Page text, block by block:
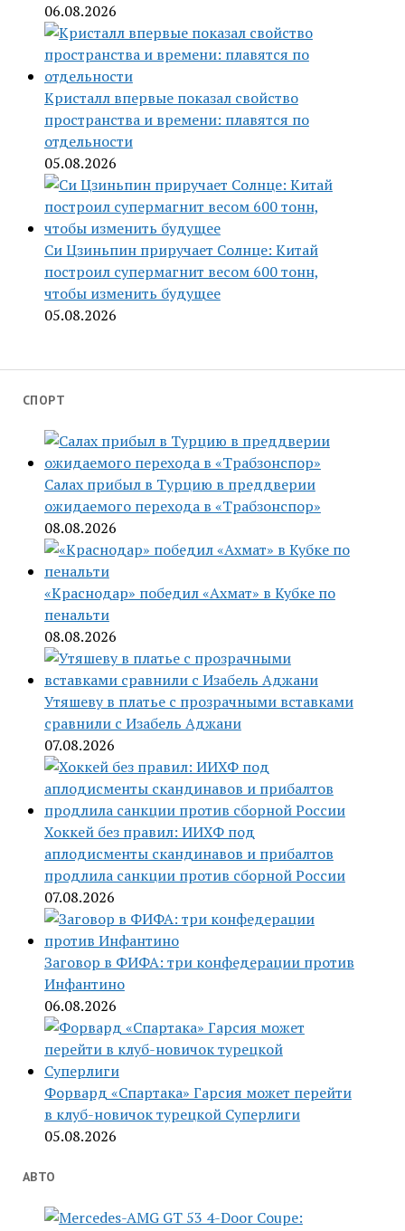
06.08.2026
Кристалл впервые показал свойство
пространства и времени: плавятся по
отдельности
05.08.2026
Си Цзиньпин приручает Солнце: Китай
построил супермагнит весом 600 тонн,
чтобы изменить будущее
05.08.2026
СПОРТ
Салах прибыл в Турцию в преддверии
ожидаемого перехода в «Трабзонспор»
08.08.2026
«Краснодар» победил «Ахмат» в Кубке по
пенальти
08.08.2026
Утяшеву в платье с прозрачными вставками
сравнили с Изабель Аджани
07.08.2026
Хоккей без правил: ИИХФ под
аплодисменты скандинавов и прибалтов
продлила санкции против сборной России
07.08.2026
Заговор в ФИФА: три конфедерации против
Инфантино
06.08.2026
Форвард «Спартака» Гарсия может перейти
в клуб-новичок турецкой Суперлиги
05.08.2026
АВТО